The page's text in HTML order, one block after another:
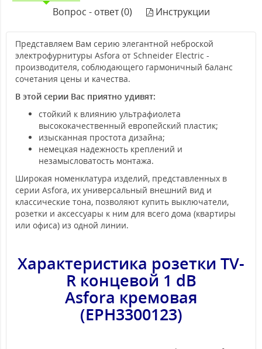
Вопрос - ответ (0)
Инструкции
Представляем Вам серию элегантной неброской
электрофурнитуры Asfora от Schneider Electric -
производителя, соблюдающего гармоничный баланс
сочетания цены и качества.
В этой серии Вас приятно удивят:
стойкий к влиянию ультрафиолета
высококачественный европейский пластик;
изысканная простота дизайна;
немецкая надежность креплений и
незамысловатость монтажа.
Широкая номенклатура изделий, представленных в
серии Asfora, их универсальный внешний вид и
классические тона, позволяют купить выключатели,
розетки и аксессуары к ним для всего дома (квартиры
или офиса) из одной линии.
Характеристика розетки TV-
R концевой 1 dB
Asfora кремовая
(EPH3300123)